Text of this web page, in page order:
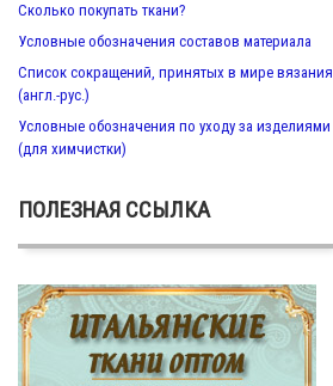
Сколько покупать ткани?
Условные обозначения составов материала
Список сокращений, принятых в мире вязания
(англ.-рус.)
Условные обозначения по уходу за изделиями
(для химчистки)
ПОЛЕЗНАЯ ССЫЛКА